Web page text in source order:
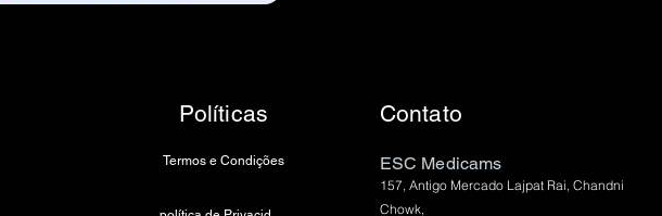
Políticas
Termos e Condições
Contato
ESC Medicams
157, Antigo Mercado Lajpat Rai, Chandni
Chowk,